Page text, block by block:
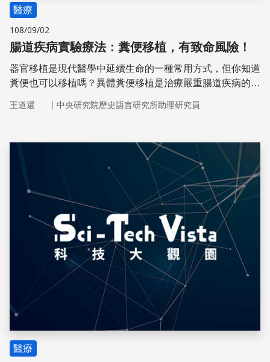
醫療
108/09/02
腸道疾病實驗療法：糞便移植，有致命風險！
器官移植是現代醫學中延續生命的一種常用方式，但你知道
糞便也可以移植嗎？異體糞便移植是治療嚴重腸道疾病的方
療法正在實驗階段，但今年（2019）六月美國有兩名病人
卡。
王道還 ｜ 中央研究院歷史語言研究所助理研究員
儲存
醫療